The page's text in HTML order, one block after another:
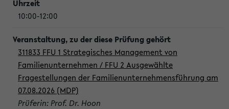
10:00-12:00
311833 FFU 1 Strategisches Management von
Familienunternehmen / FFU 2 Ausgewählte
Fragestellungen der Familienunternehmensführung am
07.08.2026 (MDP)
Prüferin: Prof. Dr. Hoon